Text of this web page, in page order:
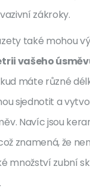
zákroky.
také mohou
vašeho
máte různé
sjednotit a
Navíc jsou
znamená, že
množství zubní